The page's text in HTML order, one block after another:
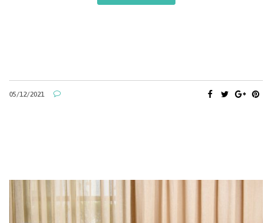
05/12/2021